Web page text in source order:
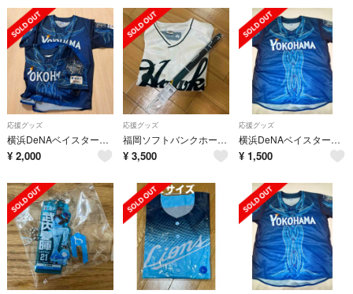
応援グッズ
横浜DeNAベイスターズ 8/6 STARNIGHT 配布ユニフォーム２枚☆未使用
¥ 2,000
応援グッズ
福岡ソフトバンクホークス 南海復刻レプリカ ユニフォーム
¥ 3,500
応援グッズ
横浜DeNAベイスターズ ユニフォーム スターナイト④
¥ 1,500